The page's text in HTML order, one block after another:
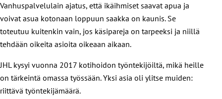
Vanhuspalvelulain ajatus, että ikäihmiset saavat apua ja
voivat asua kotonaan loppuun saakka on kaunis. Se
toteutuu kuitenkin vain, jos käsipareja on tarpeeksi ja niillä
tehdään oikeita asioita oikeaan aikaan.
JHL kysyi vuonna 2017 kotihoidon työntekijöiltä, mikä heille
on tärkeintä omassa työssään. Yksi asia oli ylitse muiden:
riittävä työntekijämäärä.